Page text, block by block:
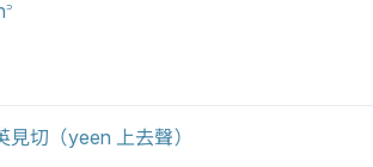
見切（yeen 上去聲）